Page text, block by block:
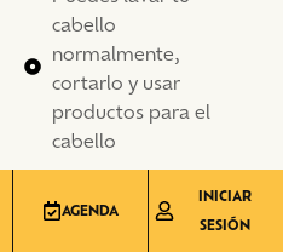
cabello
normalmente,
cortarlo y usar
productos para el
cabello
normal
AGENDA
INICIAR
SESIÓN